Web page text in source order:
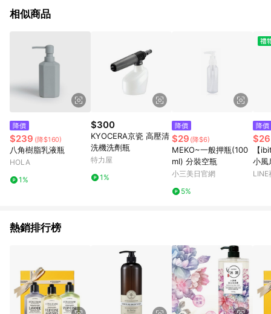
相似商品
降價
$239 (降$160)
八角樹脂乳液瓶
HOLA
1%
$300
KYOCERA京瓷 高壓清
洗機洗劑瓶
特力屋
1%
降價
$29 (降$6)
MEKO~一般押瓶(100
ml) 分裝空瓶
小三美日官網
5%
降價
【
小風
便攜
LINE
熱銷排行榜